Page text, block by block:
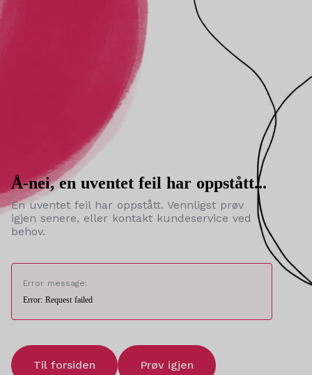
Å-nei, en uventet feil har oppstått...
En uventet feil har oppstått. Vennligst prøv
igjen senere, eller kontakt kundeservice ved
behov.
Error message:
Error: Request failed
Til forsiden Prøv igjen